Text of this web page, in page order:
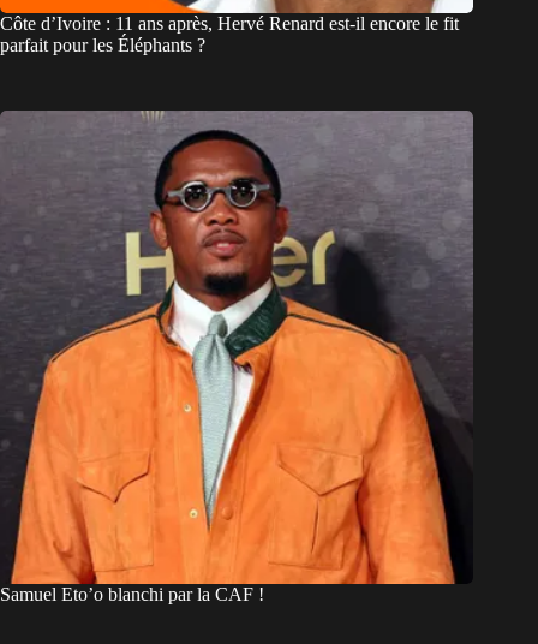
Côte d’Ivoire : 11 ans après, Hervé Renard est-il encore le fit
parfait pour les Éléphants ?
Samuel Eto’o blanchi par la CAF !